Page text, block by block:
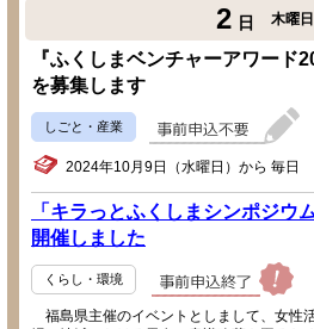
2 日 木曜日
『ふくしまベンチャーアワード
を募集します
しごと・産業
2024年10月9日（水曜日）から 毎日
「キラっとふくしまシンポジウ
開催しました
くらし・環境
福島県主催のイベントとしまして、女性